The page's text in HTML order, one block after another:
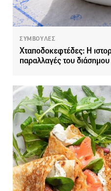
ΣΥΜΒΟΥΛΕΣ
Χταποδοκεφτέδες: Η
παραλλαγές του